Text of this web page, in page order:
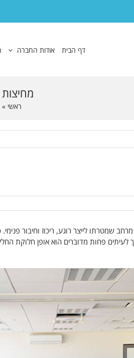
דף הבית אודות החברה
מחיצות
ראשי »
מרחב שמטרתו לייצר רוגע, ריכוז וחיבור
פחות מדוברים הוא אופן חלוקת